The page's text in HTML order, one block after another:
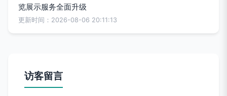
览展示服务全面升级
更新时间：2026-08-06 20:11:13
访客留言